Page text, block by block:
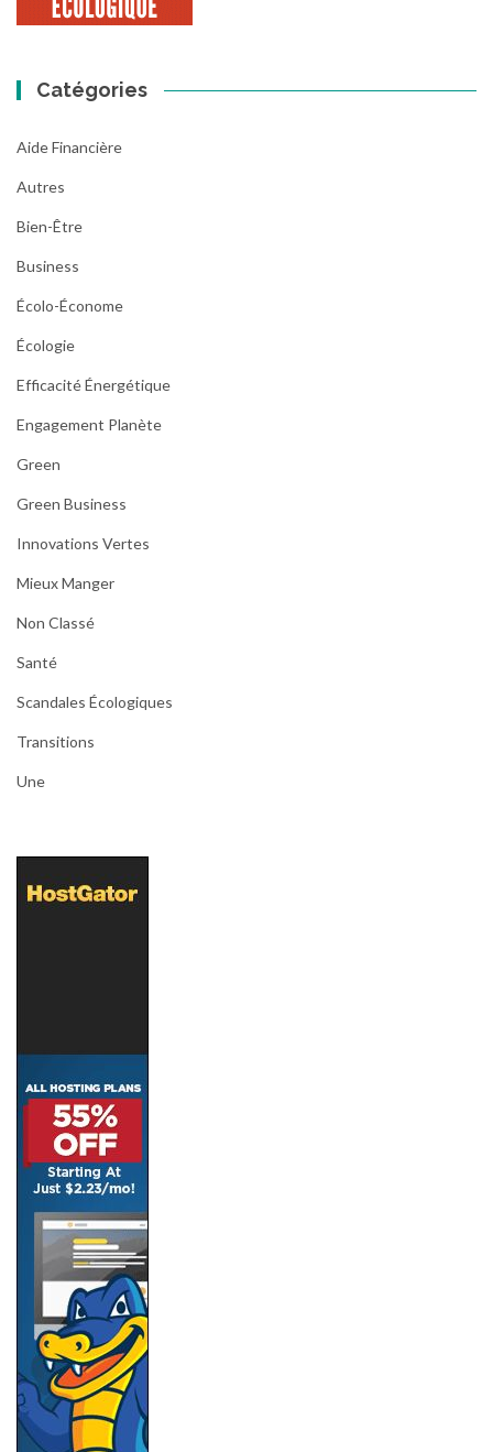
Catégories
Aide Financière
Autres
Bien-Être
Business
Écolo-Économe
Écologie
Efficacité Énergétique
Engagement Planète
Green
Green Business
Innovations Vertes
Mieux Manger
Non Classé
Santé
Scandales Écologiques
Transitions
Une